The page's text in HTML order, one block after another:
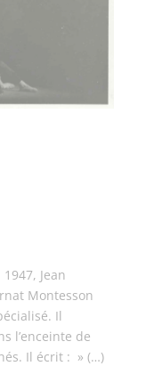
Jean
Montesson
Il
l’enceinte de
Il écrit : » (…)